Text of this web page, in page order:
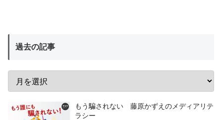
過去の記事
もう騙されない 藤原かずえのメディアリテ
ラシー